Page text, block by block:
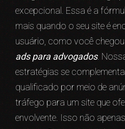
excepcional. Essa é a
mais quando o seu site é
usuário, como você
ads para advogados.
estratégias se
qualificado por meio de
tráfego para um site que
envolvente. Isso não